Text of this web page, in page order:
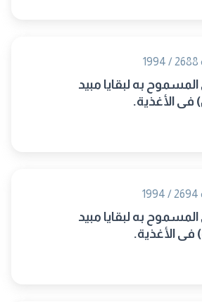
به لبقايا مبيد
الأغذية.
به لبقايا مبيد
فى الأغذية.